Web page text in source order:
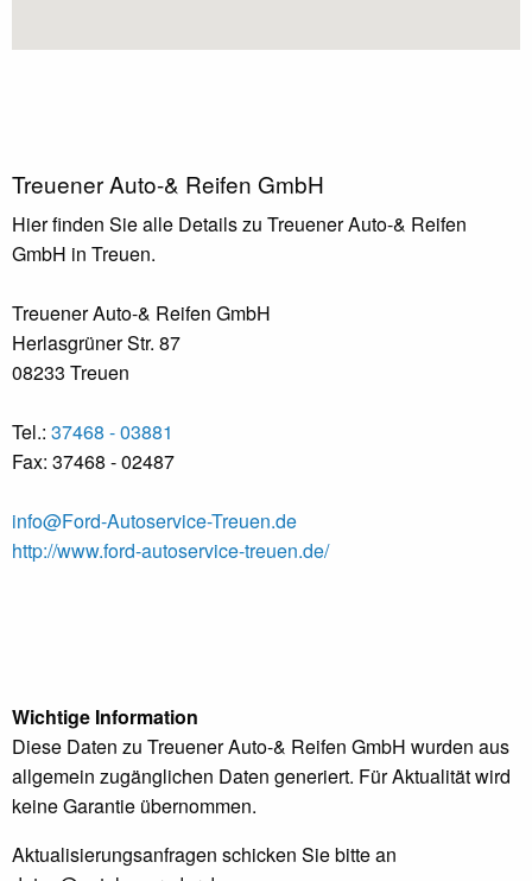
Treuener Auto-& Reifen GmbH
Hier finden Sie alle Details zu Treuener Auto-& Reifen
GmbH in Treuen.
Treuener Auto-& Reifen GmbH
Herlasgrüner Str. 87
08233 Treuen
Tel.: 37468 - 03881
Fax: 37468 - 02487
info@Ford-Autoservice-Treuen.de
http://www.ford-autoservice-treuen.de/
Wichtige Information
Diese Daten zu Treuener Auto-& Reifen GmbH wurden aus
allgemein zugänglichen Daten generiert. Für Aktualität wird
keine Garantie übernommen.
Aktualisierungsanfragen schicken Sie bitte an